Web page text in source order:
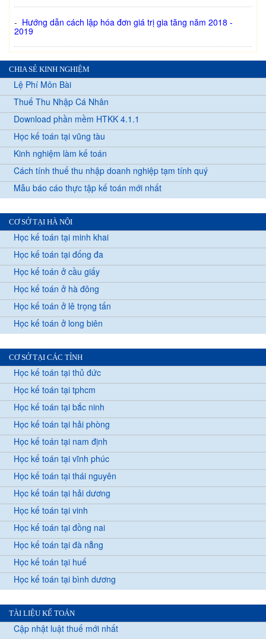
- Hướng dẫn cách lập hóa đơn giá trị gia tăng năm 2018 -
2019
CHIA SẺ KINH NGHIỆM
Lệ Phí Môn Bài
Thuế Thu Nhập Cá Nhân
Download phần mềm HTKK 4.1.1
Học kế toán tại vũng tàu
Kinh nghiệm làm kế toán
Cách tính thuế thu nhập doanh nghiệp tạm tính quý
Mẫu báo cáo thực tập kế toán mới nhất
CƠ SỞ TẠI HÀ NỘI
Học kế toán tại minh khai
Học kế toán tại đống đa
Học kế toán ở cầu giấy
Học kế toán ở hà đông
Học kế toán ở lê trọng tấn
Học kế toán ở long biên
CƠ SỞ TẠI CÁC TỈNH
Học kế toán tại thủ đức
Học kế toán tại tphcm
Học kế toán tại bắc ninh
Học kế toán tại hải phòng
Học kế toán tại nam định
Học kế toán tại vĩnh phúc
Học kế toán tại thái nguyên
Học kế toán tại hải dương
Học kế toán tại vinh
Học kế toán tại đồng nai
Học kế toán tại đà nẵng
Học kế toán tại huế
Học kế toán tại bình dương
TÀI LIỆU KẾ TOÁN
Cập nhật luật thuế mới nhất